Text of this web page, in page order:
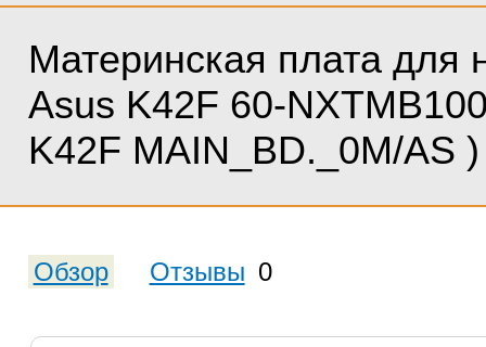
Материнская плата для
Asus K42F 60-
K42F MAIN_BD._0M/AS )
Обзор Отзывы 0